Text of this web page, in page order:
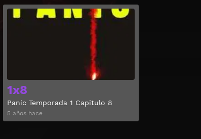
Ver
1x8
Panic Temporada 1 Capitulo 8
5 años hace